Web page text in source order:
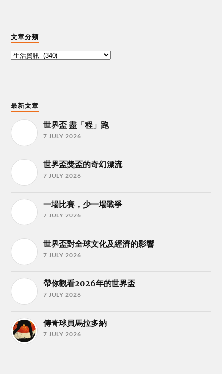
文章分類
最新文章
世界盃 盡「程」跑
7 JULY 2026
世界盃獎盃的奇幻漂流
7 JULY 2026
一場比賽，少一場戰爭
7 JULY 2026
世界盃對全球文化及經濟的影響
7 JULY 2026
帶你觀看2026年的世界盃
7 JULY 2026
傳奇球員馬拉多納
7 JULY 2026